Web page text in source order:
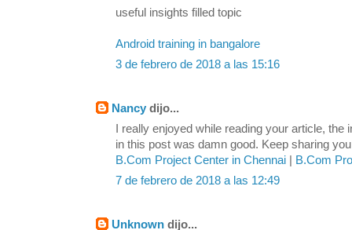
useful insights filled topic
Android training in bangalore
3 de febrero de 2018 a las 15:16
Nancy dijo...
I really enjoyed while reading your article,
in this post was damn good. Keep sharing
B.Com Project Center in Chennai
B.Com
7 de febrero de 2018 a las 12:49
Unknown dijo...